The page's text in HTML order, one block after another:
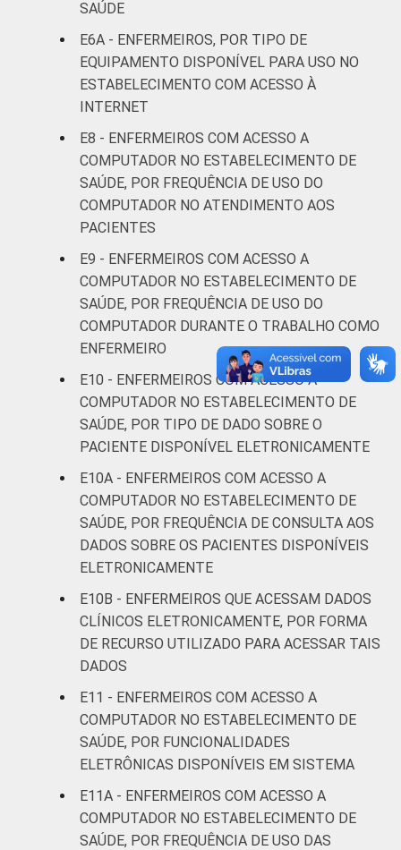
anos
De 31 a 40
De 41
anos ou
93
LOCALIZAÇÃO
Interior 87
Fonte: CGI.br/NIC.br, Centro Regional de
Estudos para o Desenvolvimento da
Sociedade da Informação (Cetic.br),
Pesquisa sobre o uso das tecnologias de
informação e comunicação nos
estabelecimentos de saúde brasileiros - TIC
SAÚDE
E6A - ENFERMEIROS, POR TIPO DE
EQUIPAMENTO DISPONÍVEL PARA USO NO
ESTABELECIMENTO COM ACESSO À
INTERNET
E8 - ENFERMEIROS COM ACESSO A
COMPUTADOR NO ESTABELECIMENTO DE
SAÚDE, POR FREQUÊNCIA DE USO DO
COMPUTADOR NO ATENDIMENTO AOS
PACIENTES
E9 - ENFERMEIROS COM ACESSO A
COMPUTADOR NO ESTABELECIMENTO DE
SAÚDE, POR FREQUÊNCIA DE USO DO
COMPUTADOR DURANTE O TRABALHO COMO
ENFERMEIRO
E10 - ENFERMEIROS COM ACESSO A
COMPUTADOR NO ESTABELECIMENTO DE
SAÚDE, POR TIPO DE DADO SOBRE O
PACIENTE DISPONÍVEL ELETRONICAMENTE
E10A - ENFERMEIROS COM ACESSO A
COMPUTADOR NO ESTABELECIMENTO DE
SAÚDE, POR FREQUÊNCIA DE CONSULTA AOS
DADOS SOBRE OS PACIENTES DISPONÍVEIS
ELETRONICAMENTE
E10B - ENFERMEIROS QUE ACESSAM DADOS
CLÍNICOS ELETRONICAMENTE, POR FORMA
DE RECURSO UTILIZADO PARA ACESSAR TAIS
DADOS
E11 - ENFERMEIROS COM ACESSO A
COMPUTADOR NO ESTABELECIMENTO DE
SAÚDE, POR FUNCIONALIDADES
ELETRÔNICAS DISPONÍVEIS EM SISTEMA
E11A - ENFERMEIROS COM ACESSO A
COMPUTADOR NO ESTABELECIMENTO DE
SAÚDE, POR FREQUÊNCIA DE USO DAS